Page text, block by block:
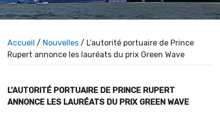
Accueil / Nouvelles / L’autorité portuaire de Prince
Rupert annonce les lauréats du prix Green Wave
L’AUTORITÉ PORTUAIRE DE PRINCE RUPERT
ANNONCE LES LAURÉATS DU PRIX GREEN WAVE